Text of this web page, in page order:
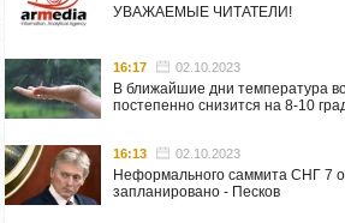
УВАЖАЕМЫЕ ЧИТАТЕЛИ!
16:17 02.10.2023
В ближайшие дни температура
постепенно снизится на 8-10
16:13 02.10.2023
Неформального саммита СНГ 7
запланировано - Песков